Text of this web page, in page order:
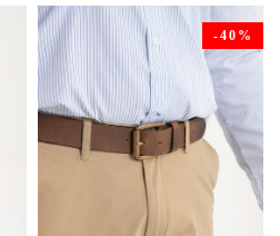
-40%